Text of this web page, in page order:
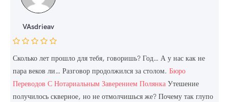
VAsdrieav
Сколько лет прошло для тебя, говоришь? Год… А у нас как не
пара веков ли… Разговор продолжился за столом. Бюро
Переводов С Нотариальным Заверением Полянка Утешение
получилось скверное, но не отмолчишься же? Почему так глупо